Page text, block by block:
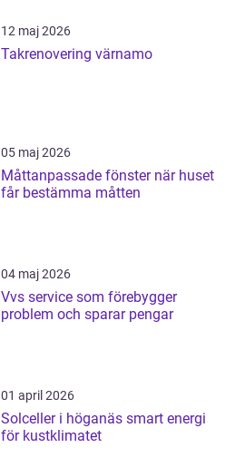
12 maj 2026
Takrenovering värnamo
05 maj 2026
Måttanpassade fönster när huset
får bestämma måtten
04 maj 2026
Vvs service som förebygger
problem och sparar pengar
01 april 2026
Solceller i höganäs smart energi
för kustklimatet